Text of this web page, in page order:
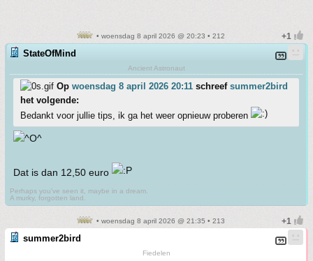
• woensdag 8 april 2026 @ 20:23 • 212
StateOfMind
Ancient Astronaut
Op woensdag 8 april 2026 20:11 schreef summer2bird
het volgende:
Bedankt voor jullie tips, ik ga het weer opnieuw proberen
Dat is dan 12,50 euro
Perhaps you've seen it, maybe in a dream.
A murky, forgotten land.
• woensdag 8 april 2026 @ 21:35 • 213
summer2bird
Fiedelen